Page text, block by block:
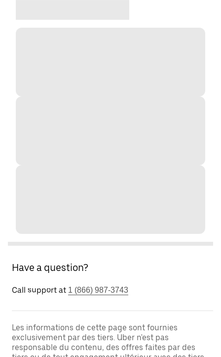
Have a question?
Call support at 1 (866) 987-3743
Les informations de cette page sont fournies
exclusivement par des tiers. Uber n'est pas
responsable du contenu, des offres faites par des